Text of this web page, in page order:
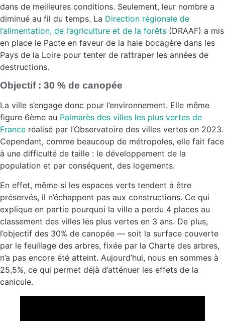
dans de meilleures conditions. Seulement, leur nombre a
diminué au fil du temps. La Direction régionale de
l’alimentation, de l’agriculture et de la forêts (DRAAF) a mis
en place le Pacte en faveur de la haie bocagère dans les
Pays de la Loire pour tenter de rattraper les années de
destructions.
Objectif : 30 % de canopée
La ville s’engage donc pour l’environnement. Elle même
figure 6ème au Palmarès des villes les plus vertes de
France réalisé par l’Observatoire des villes vertes en 2023.
Cependant, comme beaucoup de métropoles, elle fait face
à une difficulté de taille : le développement de la
population et par conséquent, des logements.
En effet, même si les espaces verts tendent à être
préservés, il n’échappent pas aux constructions. Ce qui
explique en partie pourquoi la ville a perdu 4 places au
classement des villes les plus vertes en 3 ans. De plus,
l’objectif des 30% de canopée — soit la surface couverte
par le feuillage des arbres, fixée par la Charte des arbres,
n’a pas encore été atteint. Aujourd’hui, nous en sommes à
25,5%, ce qui permet déjà d’atténuer les effets de la
canicule.